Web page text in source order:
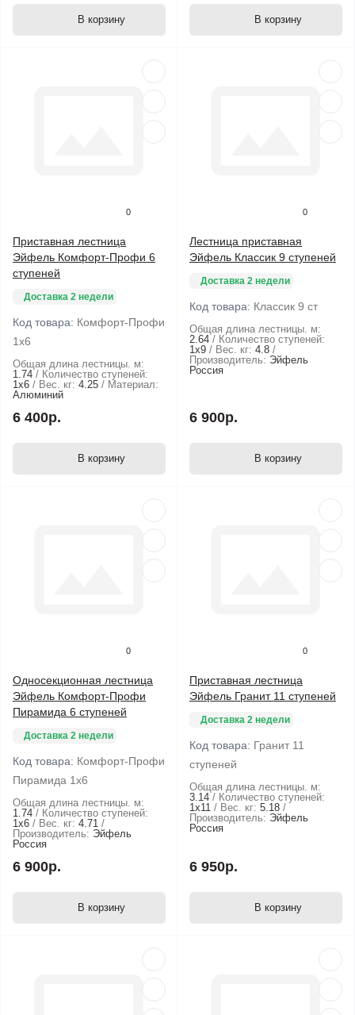
В корзину В корзину
0
Приставная лестница
Эйфель Комфорт-Профи 6
ступеней
Доставка 2 недели
Код товара: Комфорт-Профи
1х6
Общая длина лестницы. м:
1.74
Количество ступеней:
1х6
Вес. кг: 4.25
Материал:
Алюминий
6 400р.
В корзину
0
Лестница приставная
Эйфель Классик 9 ступеней
Доставка 2 недели
Код товара: Классик 9 ст
Общая длина лестницы. м:
2.64
Количество ступеней:
1х9
Вес. кг: 4.8
Производитель: Эйфель
Россия
6 900р.
В корзину
0
Односекционная лестница
Эйфель Комфорт-Профи
Пирамида 6 ступеней
Доставка 2 недели
Код товара: Комфорт-Профи
Пирамида 1х6
Общая длина лестницы. м:
1.74
Количество ступеней:
1х6
Вес. кг: 4.71
Производитель: Эйфель
Россия
6 900р.
В корзину
0
Приставная лестница
Эйфель Гранит 11 ступеней
Доставка 2 недели
Код товара: Гранит 11
ступеней
Общая длина лестницы. м:
3.14
Количество ступеней:
1х11
Вес. кг: 5.18
Производитель: Эйфель
Россия
6 950р.
В корзину